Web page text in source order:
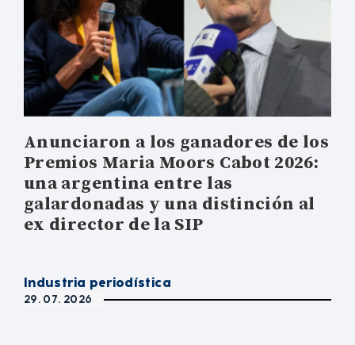
Anunciaron a los ganadores de los
Premios Maria Moors Cabot 2026:
una argentina entre las
galardonadas y una distinción al
ex director de la SIP
Industria periodística
29. 07. 2026